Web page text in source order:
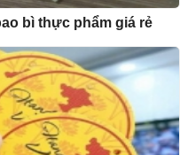
bì thực phẩm giá rẻ